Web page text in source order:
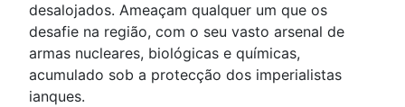
desalojados. Ameaçam qualquer um que os
desafie na região, com o seu vasto arsenal de
armas nucleares, biológicas e químicas,
acumulado sob a protecção dos imperialistas
ianques.